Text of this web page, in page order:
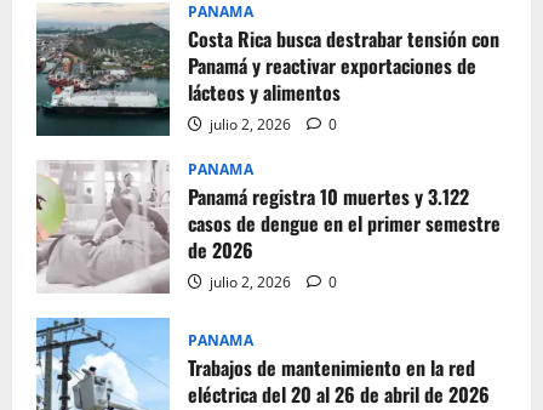
PANAMA
Costa Rica busca destrabar tensión con
Panamá y reactivar exportaciones de
lácteos y alimentos
julio 2, 2026 0
PANAMA
Panamá registra 10 muertes y 3.122
casos de dengue en el primer semestre
de 2026
julio 2, 2026 0
PANAMA
Trabajos de mantenimiento en la red
eléctrica del 20 al 26 de abril de 2026